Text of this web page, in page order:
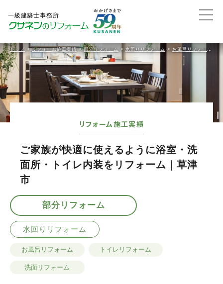
トップ >リフォーム施工実績>部分リフォーム > 水回りリフォーム > お風呂リフォーム
リフォーム施工実績
ご家族が快適に使えるように浴室・洗
面所・トイレ内装をリフォーム｜草津
市
部分リフォーム
水回りリフォーム
お風呂リフォーム トイレリフォーム
洗面リフォーム